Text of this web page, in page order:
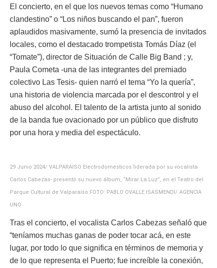
El concierto, en el que los nuevos temas como “Humano
clandestino” o “Los niños buscando el pan”, fueron
aplaudidos masivamente, sumó la presencia de invitados
locales, como el destacado trompetista Tomás Díaz (el
“Tomate”), director de Situación de Calle Big Band ; y,
Paula Cometa -una de las integrantes del premiado
colectivo Las Tesis- quien narró el tema “Yo la quería”,
una historia de violencia marcada por el descontrol y el
abuso del alcohol. El talento de la artista junto al sonido
de la banda fue ovacionado por un público que disfruto
por una hora y media del espectáculo.
29 Junio 2024/ VALPARAISO Electrodomésticos´liderada por su vocalista
Carlos Cabezas- presentó su nuevo álbum, “Mirar La Luz”, en el Teatro del
Parque Cultural de Valparaíso FOTO: PABLO OVALLE ISASMENDI/ AGENCIA
UNO
Tras el concierto, el vocalista Carlos Cabezas señaló que
“teníamos muchas ganas de poder tocar acá, en este
lugar, por todo lo que significa en términos de memoria y
de lo que representa el Puerto; fue increíble la conexión,